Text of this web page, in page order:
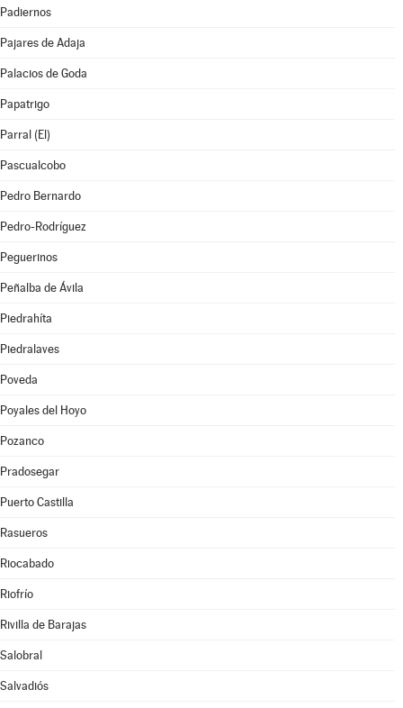
Padiernos
Pajares de Adaja
Palacios de Goda
Papatrigo
Parral (El)
Pascualcobo
Pedro Bernardo
Pedro-Rodríguez
Peguerinos
Peñalba de Ávila
Piedrahíta
Piedralaves
Poveda
Poyales del Hoyo
Pozanco
Pradosegar
Puerto Castilla
Rasueros
Riocabado
Riofrío
Rivilla de Barajas
Salobral
Salvadiós